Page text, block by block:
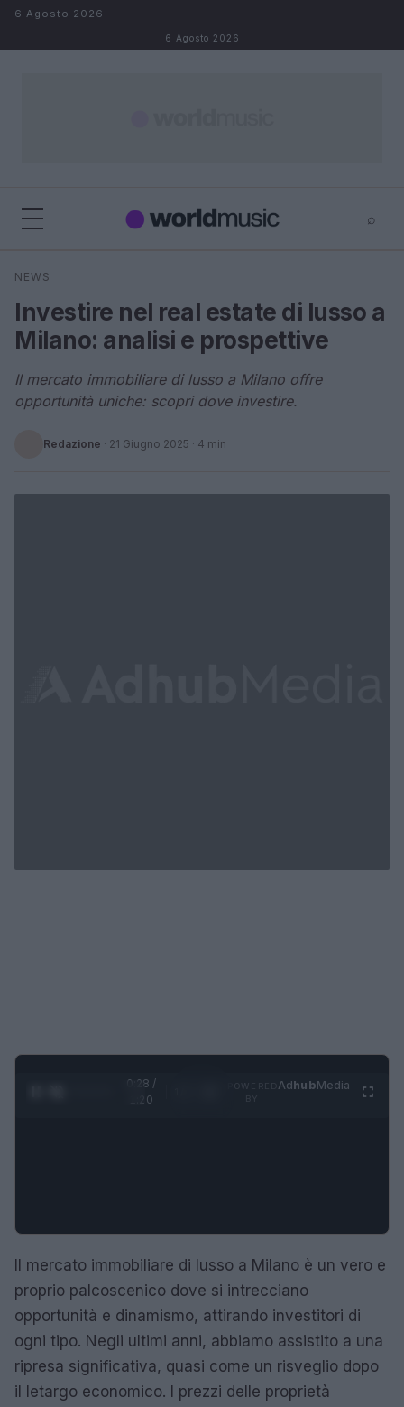
Salta al contenuto
6 Agosto 2026
6 Agosto 2026
⌕
Cerca
NEWS
Investire nel real estate di lusso a
Milano: analisi e prospettive
Il mercato immobiliare di lusso a Milano offre
opportunità uniche: scopri dove investire.
Redazione · 21 Giugno 2025 · 4 min
0:29 /
1:20
AdhubMedia
Il mercato immobiliare di lusso a Milano è un vero e
proprio palcoscenico dove si intrecciano
opportunità e dinamismo, attirando investitori di
ogni tipo. Negli ultimi anni, abbiamo assistito a una
ripresa significativa, quasi come un risveglio dopo
il letargo economico. I prezzi delle proprietà